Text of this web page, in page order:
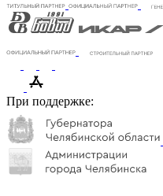
При поддержке: